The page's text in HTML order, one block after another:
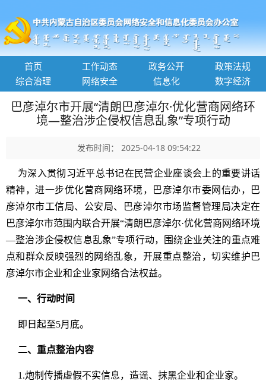
首页 工作动态 政务公开
政策法规
综合治理
网络安全 信息化 数字经济
巴彦淖尔市开展“清朗巴彦淖尔·优化营商网络环
境—整治涉企侵权信息乱象”专项行动
发布时间： 2025-04-18 09:54:22
为深入贯彻习近平总书记在民营企业座谈会上的重要讲话
精神，进一步优化营商网络环境，巴彦淖尔市委网信办，巴
彦淖尔市工信局、公安局、巴彦淖尔市场监督管理局决定在
巴彦淖尔市范围内联合开展“清朗巴彦淖尔·优化营商网络环境
—整治涉企侵权信息乱象”专项行动，围绕企业关注的重点难
点和群众反映强烈的网络乱象，开展重点整治，切实维护巴
彦淖尔市企业和企业家网络合法权益。
一、行动时间
即日起至5月底。
二、重点整治内容
1.炮制传播虚假不实信息，造谣、抹黑企业和企业家。